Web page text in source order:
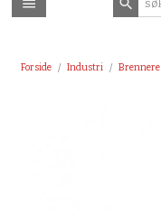
Forside Industri Brennere